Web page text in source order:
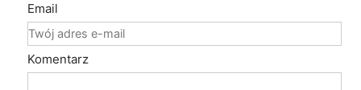
Email
Komentarz